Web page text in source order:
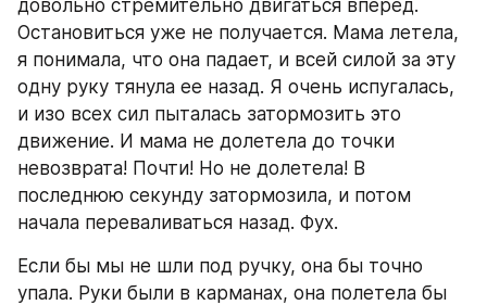
довольно стремительно двигаться вперед.
Остановиться уже не получается. Мама летела,
я понимала, что она падает, и всей силой за эту
одну руку тянула ее назад. Я очень испугалась,
и изо всех сил пыталась затормозить это
движение. И мама не долетела до точки
невозврата! Почти! Но не долетела! В
последнюю секунду затормозила, и потом
начала переваливаться назад. Фух.
Если бы мы не шли под ручку, она бы точно
упала. Руки были в карманах, она полетела бы